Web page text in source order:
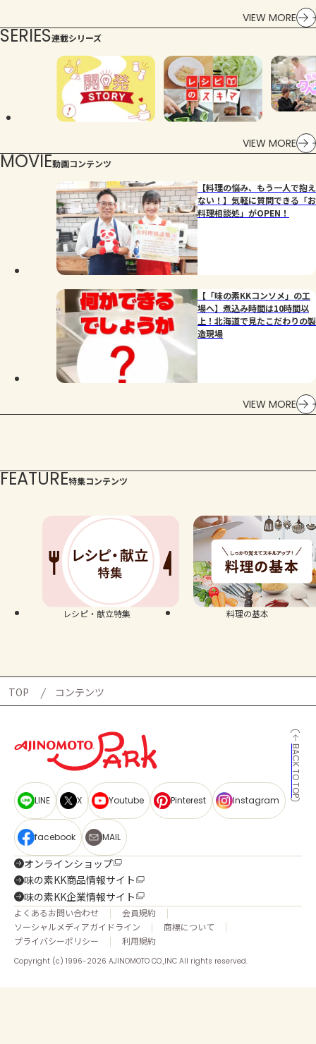
VIEW MORE
SERIES連載シリーズ
VIEW MORE
MOVIE動画コンテンツ
【料理の悩み、もう一人で抱え
ない！】気軽に質問できる「お
料理相談処」がOPEN！
【「味の素KKコンソメ」の工
場へ】煮込み時間は10時間以
上！北海道で見たこだわりの製
造現場
VIEW MORE
FEATURE特集コンテンツ
レシピ・献立特集 料理の基本
TOP コンテンツ
BACK TO TOP
LINE X Youtube Pinterest Instagram
facebook MAIL
オンラインショップ
味の素KK商品情報サイト
味の素KK企業情報サイト
よくあるお問い合わせ
会員規約
ソーシャルメディアガイドライン
商標について
プライバシーポリシー
利用規約
Copyright (c) 1996-2026 AJINOMOTO CO.,INC All rights reserved.